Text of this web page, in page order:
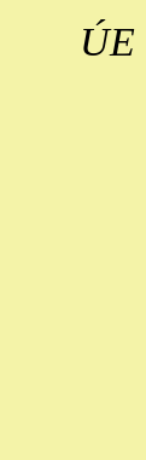
ÚE